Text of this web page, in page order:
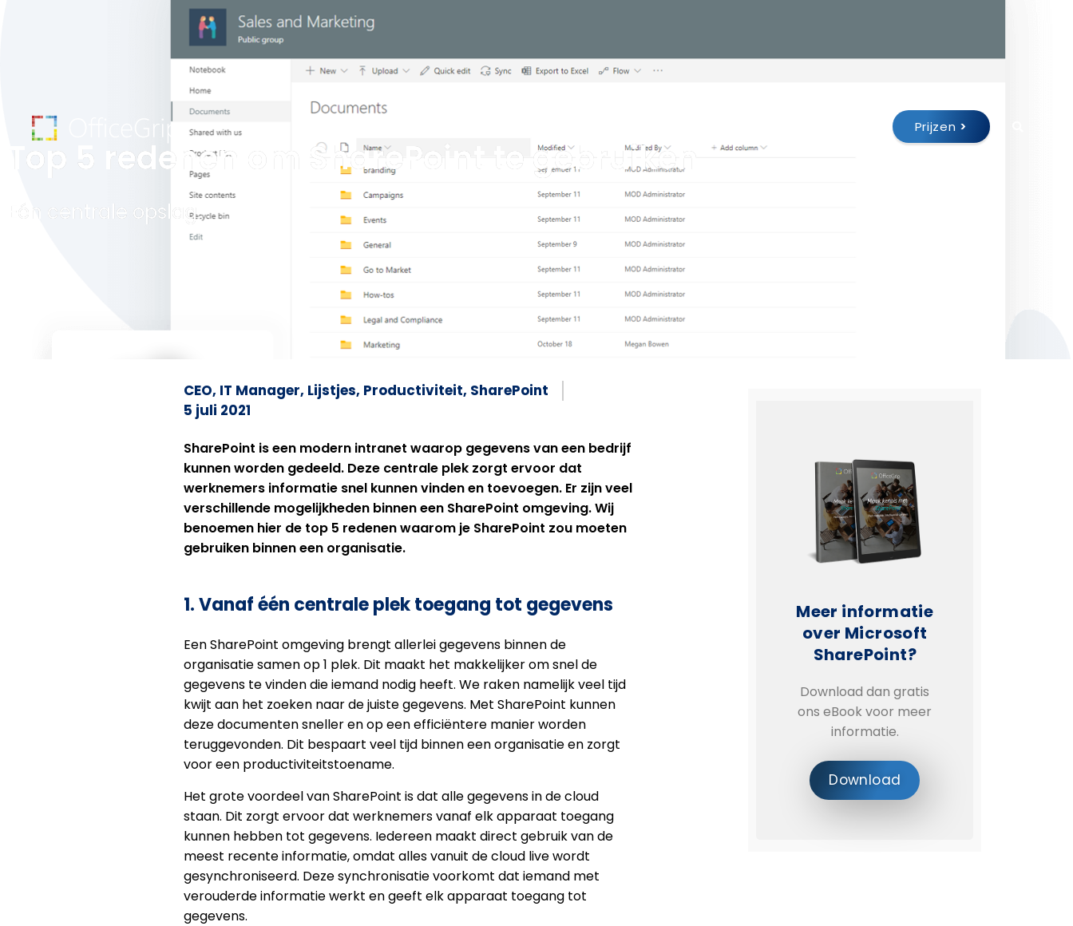
Prijzen >
Top 5 redenen om SharePoint te gebruiken
Eén centrale opslag.
CEO, IT Manager, Lijstjes, Productiviteit, SharePoint
5 juli 2021
SharePoint is een modern intranet waarop gegevens van een bedrijf
kunnen worden gedeeld. Deze centrale plek zorgt ervoor dat
werknemers informatie snel kunnen vinden en toevoegen. Er zijn veel
verschillende mogelijkheden binnen een SharePoint omgeving. Wij
benoemen hier de top 5 redenen waarom je SharePoint zou moeten
gebruiken binnen een organisatie.
1. Vanaf één centrale plek toegang tot gegevens
Een SharePoint omgeving brengt allerlei gegevens binnen de
organisatie samen op 1 plek. Dit maakt het makkelijker om snel de
gegevens te vinden die iemand nodig heeft. We raken namelijk veel tijd
kwijt aan het zoeken naar de juiste gegevens. Met SharePoint kunnen
deze documenten sneller en op een efficiëntere manier worden
teruggevonden. Dit bespaart veel tijd binnen een organisatie en zorgt
voor een productiviteitstoename.
Het grote voordeel van SharePoint is dat alle gegevens in de cloud
staan. Dit zorgt ervoor dat werknemers vanaf elk apparaat toegang
kunnen hebben tot gegevens. Iedereen maakt direct gebruik van de
meest recente informatie, omdat alles vanuit de cloud live wordt
gesynchroniseerd. Deze synchronisatie voorkomt dat iemand met
verouderde informatie werkt en geeft elk apparaat toegang tot
gegevens.
Meer informatie
over Microsoft
SharePoint?
Download dan gratis
ons eBook voor meer
informatie.
Download